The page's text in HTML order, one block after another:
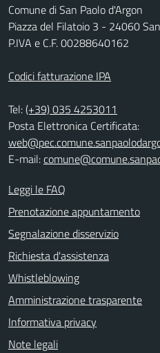
Comune di San Paolo d'Argon
Piazza del Filatoio 3 - 24060
P.IVA e C.F. 00288640162
Codici fatturazione IPA
Tel:(+39) 035 4253011
Posta Elettronica Certificata:
E-mail:
Leggi le FAQ
Prenotazione appuntamento
Segnalazione disservizio
Richiesta d'assistenza
Whistleblowing
Amministrazione trasparente
Informativa privacy
Note legali